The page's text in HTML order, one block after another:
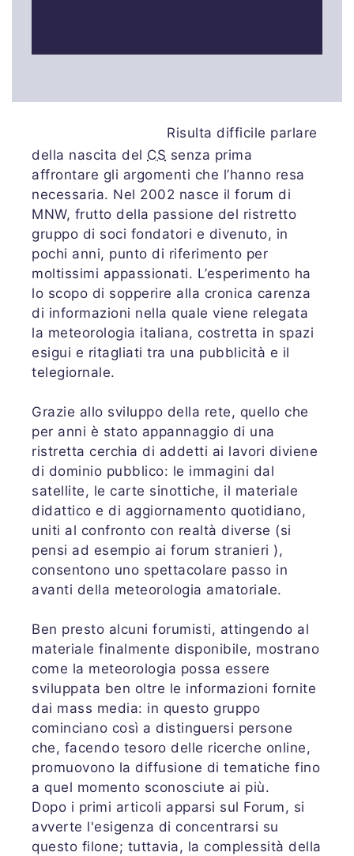
Risulta difficile parlare
della nascita del CS senza prima
affrontare gli argomenti che l’hanno resa
necessaria. Nel 2002 nasce il forum di
MNW, frutto della passione del ristretto
gruppo di soci fondatori e divenuto, in
pochi anni, punto di riferimento per
moltissimi appassionati. L’esperimento ha
lo scopo di sopperire alla cronica carenza
di informazioni nella quale viene relegata
la meteorologia italiana, costretta in spazi
esigui e ritagliati tra una pubblicità e il
telegiornale.
Grazie allo sviluppo della rete, quello che
per anni è stato appannaggio di una
ristretta cerchia di addetti ai lavori diviene
di dominio pubblico: le immagini dal
satellite, le carte sinottiche, il materiale
didattico e di aggiornamento quotidiano,
uniti al confronto con realtà diverse (si
pensi ad esempio ai forum stranieri ),
consentono uno spettacolare passo in
avanti della meteorologia amatoriale.
Ben presto alcuni forumisti, attingendo al
materiale finalmente disponibile, mostrano
come la meteorologia possa essere
sviluppata ben oltre le informazioni fornite
dai mass media: in questo gruppo
cominciano così a distinguersi persone
che, facendo tesoro delle ricerche online,
promuovono la diffusione di tematiche fino
a quel momento sconosciute ai più.
Dopo i primi articoli apparsi sul Forum, si
avverte l'esigenza di concentrarsi su
questo filone; tuttavia, la complessità della